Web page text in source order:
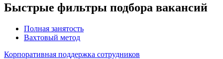
Быстрые фильтры подбора вакансий
Полная занятость
Вахтовый метод
Корпоративная поддержка сотрудников